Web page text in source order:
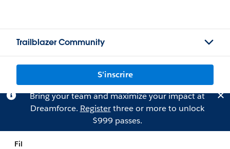
Trailblazer Community
S'inscrire
Bring your team and maximize your impact at
Dreamforce. Registerthree or more to unlock
$999 passes.
Fil